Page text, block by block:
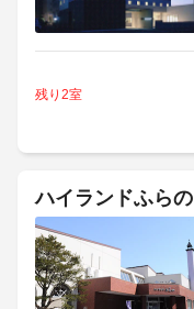
残り2室
ハイランドふらの